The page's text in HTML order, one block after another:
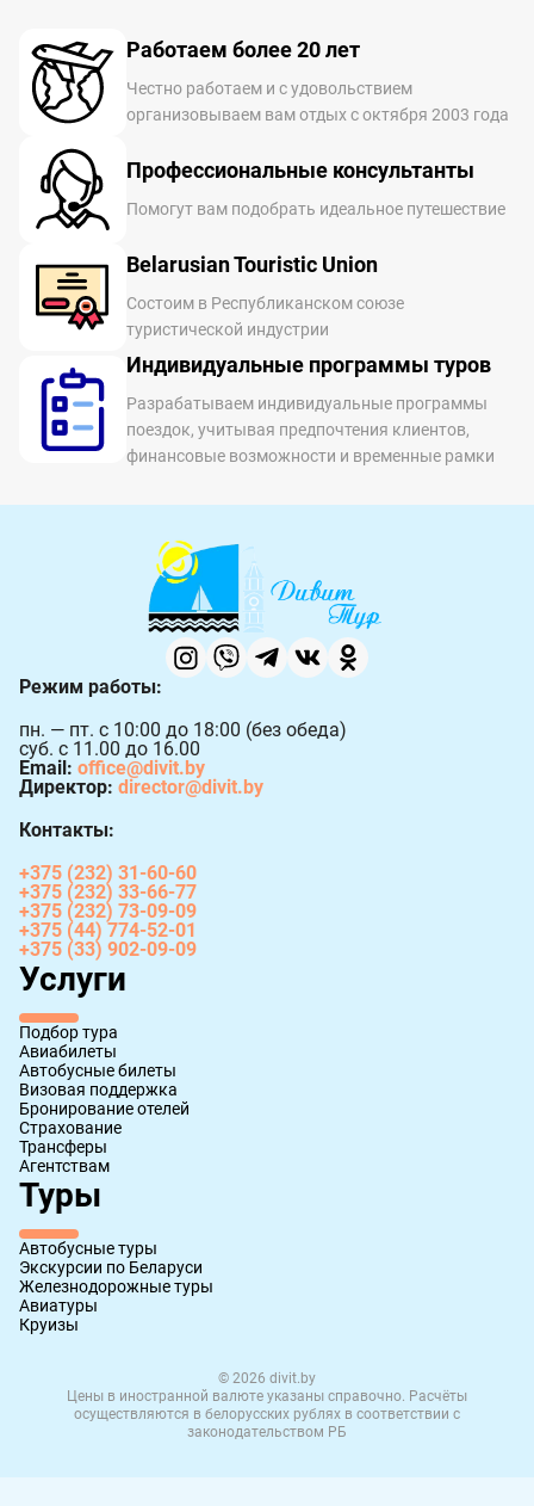
Работаем более 20 лет
Честно работаем и с удовольствием
организовываем вам отдых с октября 2003 года
Профессиональные консультанты
Помогут вам подобрать идеальное путешествие
Belarusian Touristic Union
Состоим в Республиканском союзе
туристической индустрии
Индивидуальные программы туров
Разрабатываем индивидуальные программы
поездок, учитывая предпочтения клиентов,
финансовые возможности и временные рамки
Услуги
Подбор тура
Авиабилеты
Автобусные билеты
Визовая поддержка
Бронирование отелей
Страхование
Трансферы
Агентствам
Туры
Автобусные туры
Экскурсии по Беларуси
Железнодорожные туры
Авиатуры
Круизы
Режим работы:
пн. — пт. с 10:00 до 18:00 (без обеда)
суб. с 11.00 до 16.00
Email: office@divit.by
Директор: director@divit.by
Контакты:
+375 (232) 31-60-60
+375 (232) 33-66-77
+375 (232) 73-09-09
+375 (44) 774-52-01
+375 (33) 902-09-09
© 2026 divit.by
Цены в иностранной валюте указаны справочно. Расчёты
осуществляются в белорусских рублях в соответствии с
законодательством РБ